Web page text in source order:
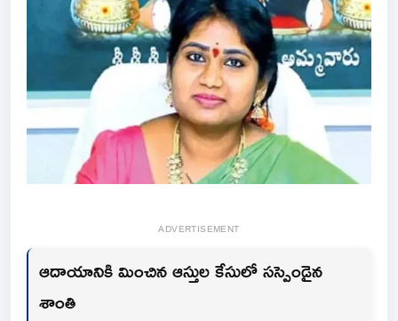
ADVERTISEMENT
ఆదాయానికి మించిన ఆస్తుల కేసులో సస్పెండైన
శాంతి